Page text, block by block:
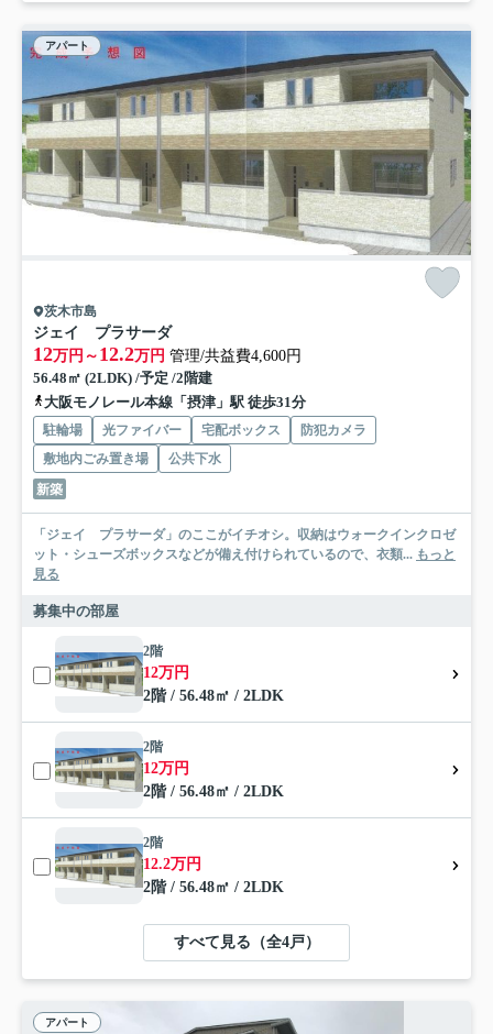
アパート
茨木市島
ジェイ プラサーダ
12万円～ 12.2万円 管理/共益費4,600円
56.48㎡ (2LDK) /予定 /2階建
大阪モノレール本線「摂津」駅 徒歩31分
駐輪場 光ファイバー 宅配ボックス
防犯カメラ
敷地内ごみ置き場
公共下水
新築
「ジェイ プラサーダ」のここがイチオシ。収納はウォークインクロゼ
ット・シューズボックスなどが備え付けられているので、衣類... もっと
見る
募集中の部屋
2階
12万円
2階 / 56.48㎡ / 2LDK
2階
12万円
2階 / 56.48㎡ / 2LDK
2階
12.2万円
2階 / 56.48㎡ / 2LDK
すべて見る（全4戸）
アパート